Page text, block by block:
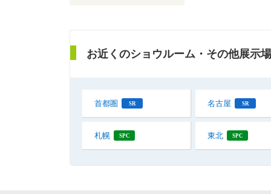
お近くのショウルーム・その他展示場
首都圏 SR 名古屋 SR
札幌 SPC 東北 SPC